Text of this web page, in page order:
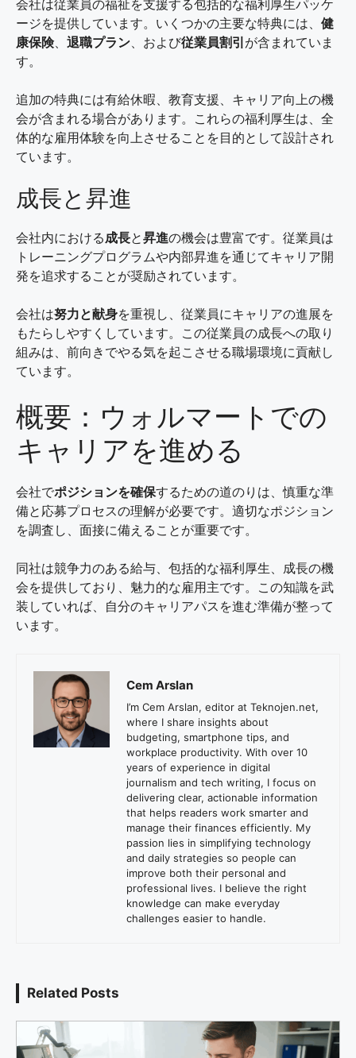
会社は従業員の福祉を支援する包括的な福利厚生パッケ
ージを提供しています。いくつかの主要な特典には、 健
康保険、 退職プラン 、および従業員割引が含まれていま
す。
追加の特典には有給休暇、教育支援、キャリア向上の機
会が含まれる場合があります。これらの福利厚生は、全
体的な雇用体験を向上させることを目的として設計され
ています。
成長と昇進
会社内における成長と昇進の機会は豊富です。従業員は
トレーニングプログラムや内部昇進を通じてキャリア開
発を追求することが奨励されています。
会社は努力と献身を重視し、従業員にキャリアの進展を
もたらしやすくしています。この従業員の成長への取り
組みは、前向きでやる気を起こさせる職場環境に貢献し
ています。
概要：ウォルマートでの
キャリアを進める
会社でポジションを確保するための道のりは、慎重な準
備と応募プロセスの理解が必要です。適切なポジション
を調査し、面接に備えることが重要です。
同社は競争力のある給与、包括的な福利厚生、成長の機
会を提供しており、魅力的な雇用主です。この知識を武
装していれば、自分のキャリアパスを進む準備が整って
います。
Cem Arslan
I’m Cem Arslan, editor at Teknojen.net,
where I share insights about
budgeting, smartphone tips, and
workplace productivity. With over 10
years of experience in digital
journalism and tech writing, I focus on
delivering clear, actionable information
that helps readers work smarter and
manage their finances efficiently. My
passion lies in simplifying technology
and daily strategies so people can
improve both their personal and
professional lives. I believe the right
knowledge can make everyday
challenges easier to handle.
Related Posts